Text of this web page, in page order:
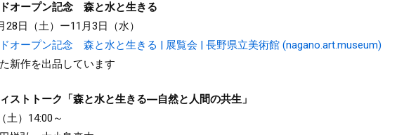
オープン記念 森と水と生きる
28日（土）ー11月3日（水）
オープン記念 森と水と生きる | 展覧会 | 長野県立美術館 (nagano.art.museum)
新作を出品しています
ストトーク「森と水と生きる―自然と人間の共生」
土）14:00～